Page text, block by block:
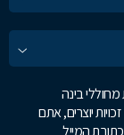
בינה
יוצרים, אתם
המייל